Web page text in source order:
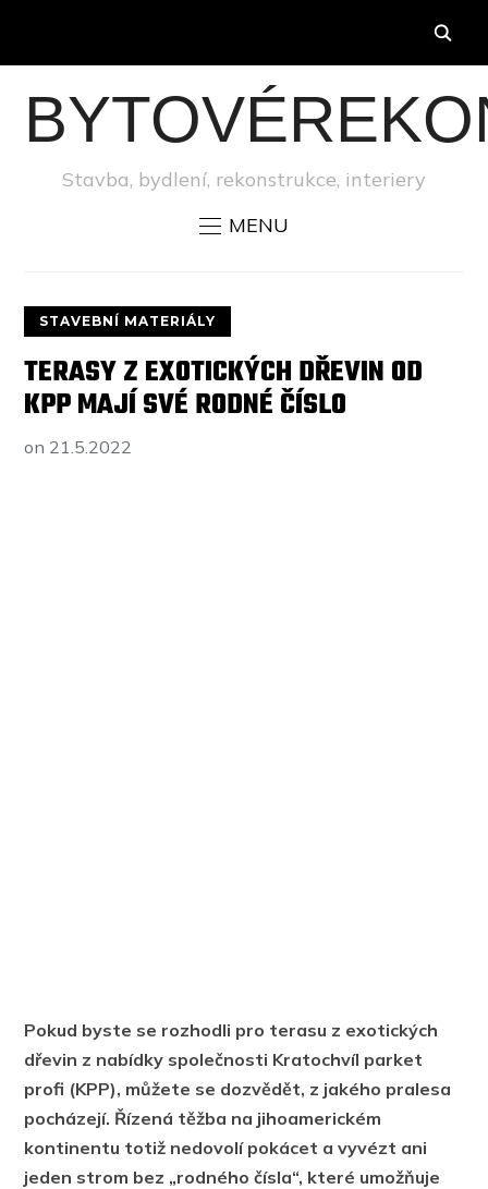
Stavba, bydlení, rekonstrukce, interiery
MENU
STAVEBNÍ MATERIÁLY
TERASY Z EXOTICKÝCH DŘEVIN OD
KPP MAJÍ SVÉ RODNÉ ČÍSLO
on 21.5.2022
Pokud byste se rozhodli pro terasu z exotických
dřevin z nabídky společnosti Kratochvíl parket
profi (KPP), můžete se dozvědět, z jakého pralesa
pocházejí. Řízená těžba na jihoamerickém
kontinentu totiž nedovolí pokácet a vyvézt ani
jeden strom bez „rodného čísla“, které umožňuje